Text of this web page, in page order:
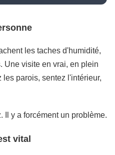
les taches d'humidité,
Une visite en vrai, en plein
les parois, sentez l'intérieur,
Il y a forcément un problème.
vital